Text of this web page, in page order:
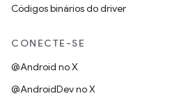
Códigos binários do driver
CONECTE-SE
@Android no X
@AndroidDev no X